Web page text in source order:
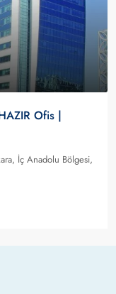
Ofis |
İç Anadolu Bölgesi,